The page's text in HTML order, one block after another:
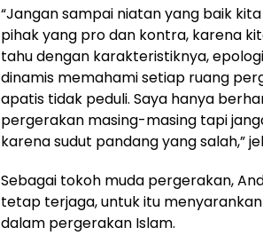
“Jangan sampai niatan yang baik
pihak yang pro dan kontra, karena
tahu dengan karakteristiknya,
dinamis memahami setiap ruang
apatis tidak peduli. Saya hanya
pergerakan masing-masing tapi
karena sudut pandang yang salah,”
Sebagai tokoh muda pergerakan,
tetap terjaga, untuk itu
dalam pergerakan Islam.